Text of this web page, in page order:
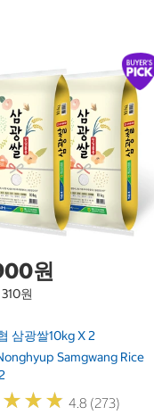
원
원
삼광쌀10kg X 2
Samgwang Rice
★★★
★★★ 4.8 (273)